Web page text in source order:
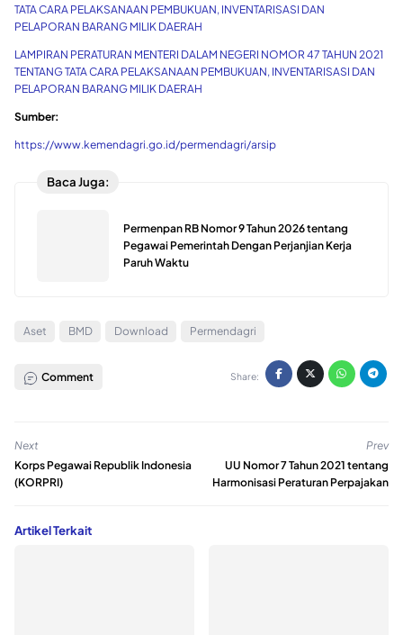
TATA CARA PELAKSANAAN PEMBUKUAN, INVENTARISASI DAN
PELAPORAN BARANG MILIK DAERAH
LAMPIRAN PERATURAN MENTERI DALAM NEGERI NOMOR 47 TAHUN 2021
TENTANG TATA CARA PELAKSANAAN PEMBUKUAN, INVENTARISASI DAN
PELAPORAN BARANG MILIK DAERAH
Sumber:
https://www.kemendagri.go.id/permendagri/arsip
Baca Juga:
Permenpan RB Nomor 9 Tahun 2026 tentang
Pegawai Pemerintah Dengan Perjanjian Kerja
Paruh Waktu
Aset BMD Download Permendagri
Comment Share:
Next
Korps Pegawai Republik Indonesia
(KORPRI)
Prev
UU Nomor 7 Tahun 2021 tentang
Harmonisasi Peraturan Perpajakan
Artikel Terkait